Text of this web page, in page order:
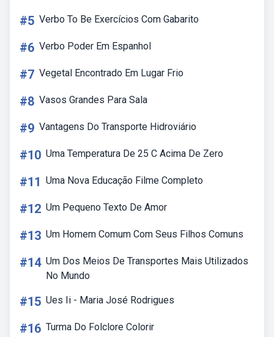
#5 Verbo To Be Exercícios Com Gabarito
#6 Verbo Poder Em Espanhol
#7 Vegetal Encontrado Em Lugar Frio
#8 Vasos Grandes Para Sala
#9 Vantagens Do Transporte Hidroviário
#10 Uma Temperatura De 25 C Acima De Zero
#11 Uma Nova Educação Filme Completo
#12 Um Pequeno Texto De Amor
#13 Um Homem Comum Com Seus Filhos Comuns
#14 Um Dos Meios De Transportes Mais Utilizados
No Mundo
#15 Ues Ii - Maria José Rodrigues
#16 Turma Do Folclore Colorir